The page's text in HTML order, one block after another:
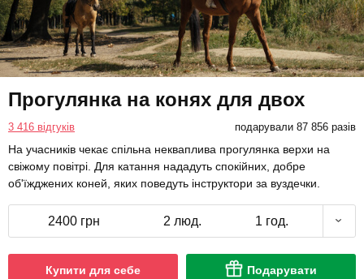
Прогулянка на конях для двох
3 416 відгуків подарували 87 856 разів
На учасників чекає спільна некваплива прогулянка верхи на
свіжому повітрі. Для катання нададуть спокійних, добре
об'їжджених коней, яких поведуть інструктори за вуздечки.
2400 грн 2 люд. 1 год.
Купити для себе Подарувати